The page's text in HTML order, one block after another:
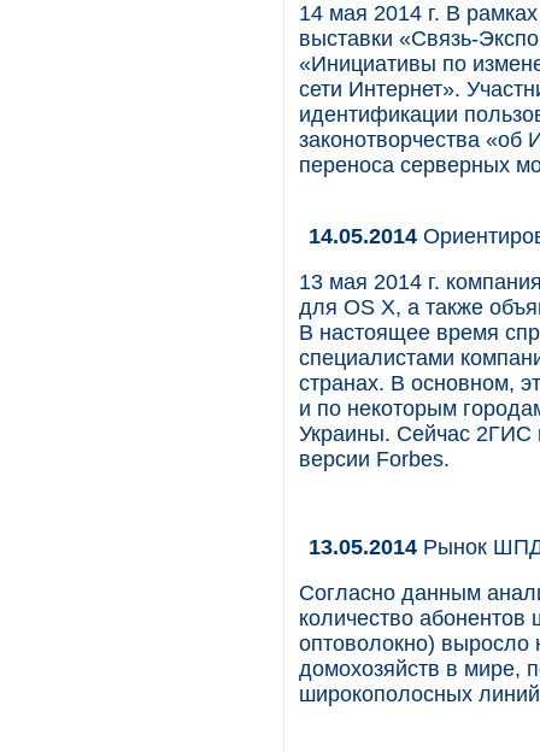
14 мая 2014 г. В
выставки «Связь-
«Инициативы по
сети Интернет».
идентификации
законотворчества «об
переноса серверных
14.05.2014
13 мая 2014 г.
для OS X, а также
В настоящее время
специалистами
странах. В основном,
и по некоторым
Украины. Сейчас 2ГИС
версии Forbes.
13.05.2014 Рынок
Согласно данным
количество абонентов
оптоволокно) выросло
домохозяйств в мире,
широкополосных